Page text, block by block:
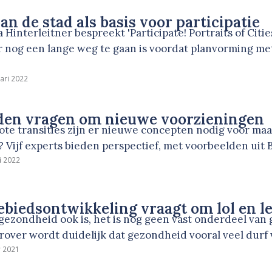
de stad als basis voor participatie
Hinterleitner bespreekt 'Participate! Portraits of
nog een lange weg te gaan is voordat planvorming
2022
vragen om nieuwe voorzieningen
transities zijn er nieuwe concepten nodig voor
Vijf experts bieden perspectief, met voorbeelden uit
2022
vraagt om lol en
ook is, het is nog geen vast onderdeel
wordt duidelijk dat gezondheid vooral veel durf